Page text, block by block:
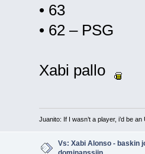
• 63
• 62 – PSG
Xabi pallo
Juanito: If I wasn’t a player, i’d be an
Vs: Xabi Alonso - baskin